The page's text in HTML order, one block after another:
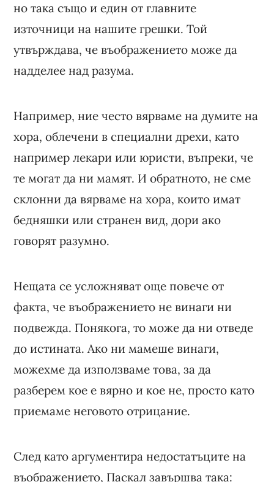
но така също и един от главните
източници на нашите грешки. Той
утвърждава, че въображението може да
надделее над разума.
Например, ние често вярваме на думите на
хора, облечени в специални дрехи, като
например лекари или юристи, въпреки, че
те могат да ни мамят. И обратното, не сме
склонни да вярваме на хора, които имат
бедняшки или странен вид, дори ако
говорят разумно.
Нещата се усложняват още повече от
факта, че въображението не винаги ни
подвежда. Понякога, то може да ни отведе
до истината. Ако ни мамеше винаги,
можехме да използваме това, за да
разберем кое е вярно и кое не, просто като
приемаме неговото отрицание.
След като аргументира недостатъците на
въображението, Паскал завършва така: